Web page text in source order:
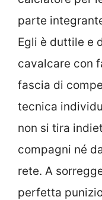
parte
Egli è duttile e
cavalcare con
fascia di
tecnica
non si tira
compagni né
rete. A
perfetta